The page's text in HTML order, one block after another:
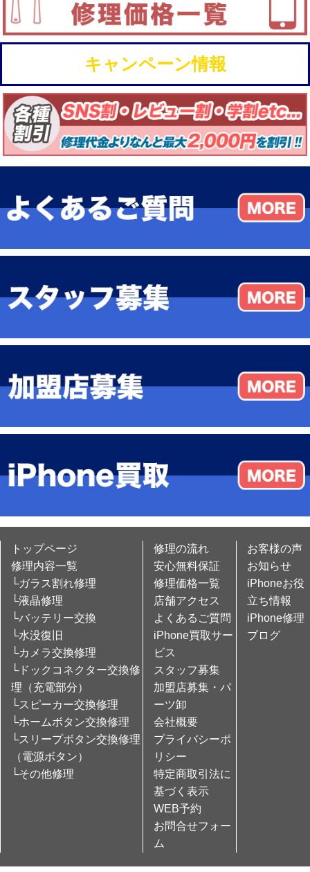
キャンペーン情報
トップページ
修理内容一覧
└ガラス割れ修理
└液晶修理
└バッテリー交換
└水没復旧
└カメラ交換修理
└ドックコネクター交換修
理（充電部分）
└スピーカー交換修理
└ホームボタン交換修理
└スリープボタン交換修理
（電源ボタン）
└その他修理
修理の流れ
安心無料保証
修理価格一覧
店舗アクセス
よくあるご質問
iPhone買取サー
ビス
スタッフ募集
加盟店募集・パ
ーツ卸
会社概要
プライバシーポ
リシー
特定商取引法に
基づく表示
WEB予約
お問合せフォー
ム
お客様の声
お知らせ
iPhoneお役
立ち情報
iPhone修理
ブログ